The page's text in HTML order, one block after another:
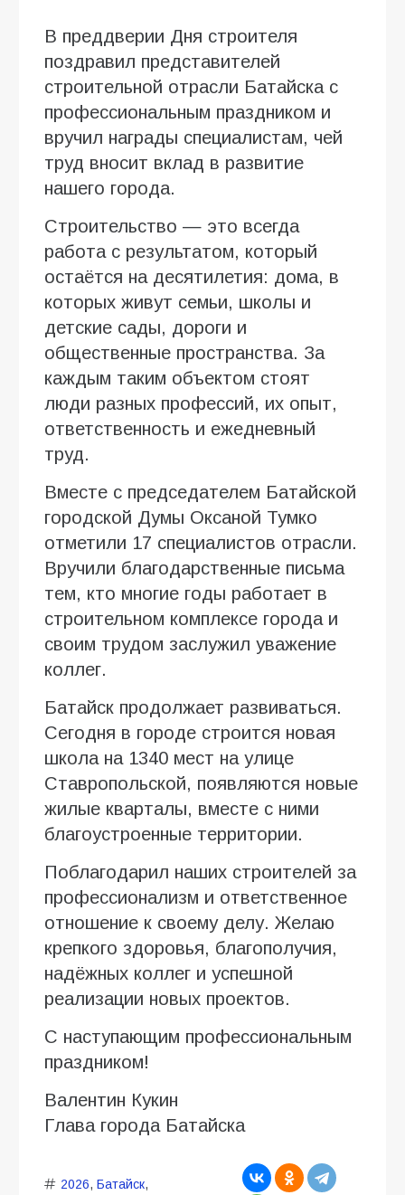
В преддверии Дня строителя
поздравил представителей
строительной отрасли Батайска с
профессиональным праздником и
вручил награды специалистам, чей
труд вносит вклад в развитие
нашего города.
Строительство — это всегда
работа с результатом, который
остаётся на десятилетия: дома, в
которых живут семьи, школы и
детские сады, дороги и
общественные пространства. За
каждым таким объектом стоят
люди разных профессий, их опыт,
ответственность и ежедневный
труд.
Вместе с председателем Батайской
городской Думы Оксаной Тумко
отметили 17 специалистов отрасли.
Вручили благодарственные письма
тем, кто многие годы работает в
строительном комплексе города и
своим трудом заслужил уважение
коллег.
Батайск продолжает развиваться.
Сегодня в городе строится новая
школа на 1340 мест на улице
Ставропольской, появляются новые
жилые кварталы, вместе с ними
благоустроенные территории.
Поблагодарил наших строителей за
профессионализм и ответственное
отношение к своему делу. Желаю
крепкого здоровья, благополучия,
надёжных коллег и успешной
реализации новых проектов.
С наступающим профессиональным
праздником!
Валентин Кукин
Глава города Батайска
2026, Батайск,